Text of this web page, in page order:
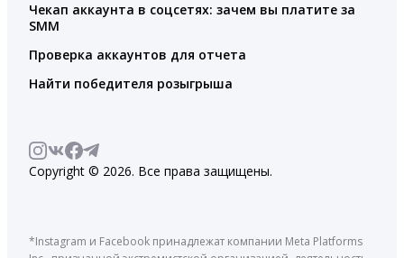
Чекап аккаунта в соцсетях: зачем вы платите за
SMM
Проверка аккаунтов для отчета
Найти победителя розыгрыша
Copyright © 2026. Все права защищены.
*Instagram и Facebook принадлежат компании Meta Platforms